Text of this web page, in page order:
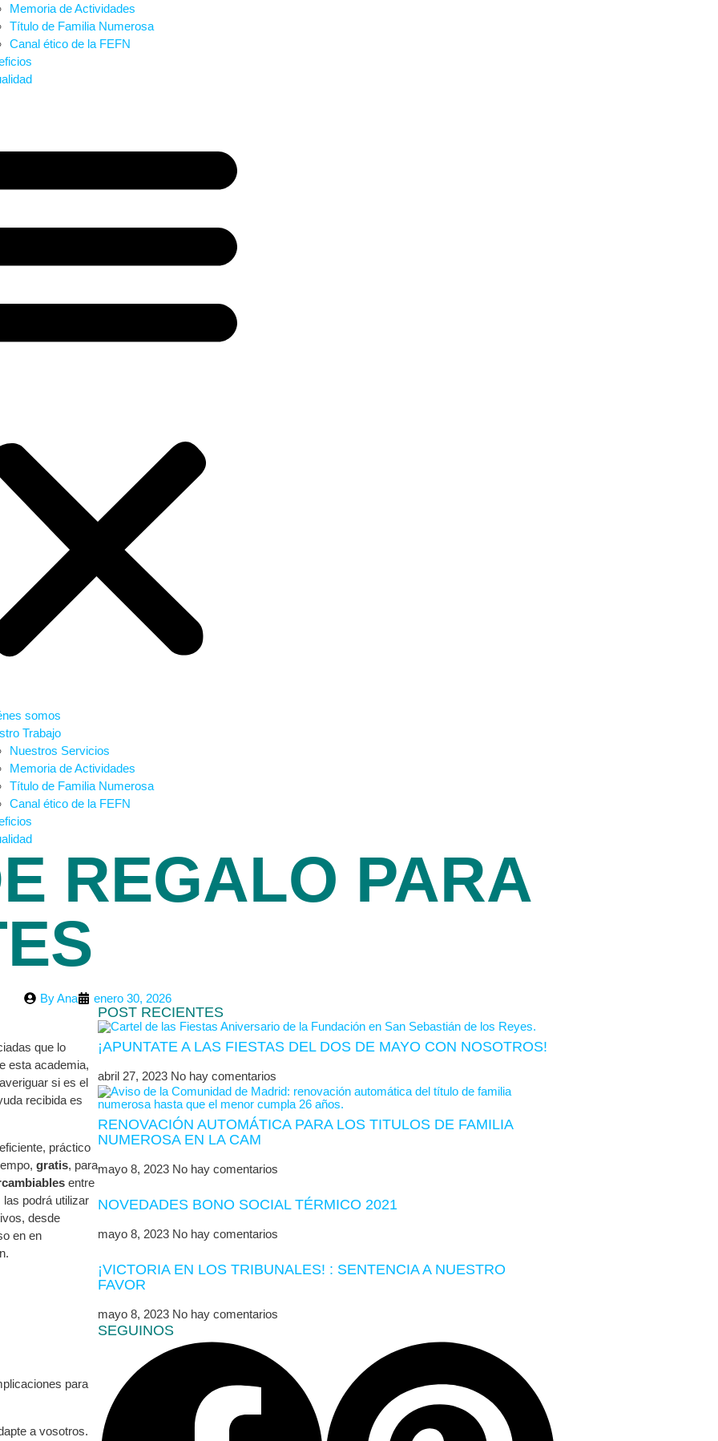
Memoria de Actividades
Título de Familia Numerosa
Canal ético de la FEFN
somos
Trabajo
Nuestros Servicios
Memoria de Actividades
Título de Familia Numerosa
Canal ético de la FEFN
REGALO PARA
ByAna enero 30, 2026
que lo
esta academia,
si es el
recibida es
práctico
gratis, para
entre
podrá utilizar
desde
en en
para
a vosotros.
POST RECIENTES
¡APUNTATE A LAS FIESTAS DEL DOS DE MAYO CON NOSOTROS!
abril 27, 2023 No hay comentarios
RENOVACIÓN AUTOMÁTICA PARA LOS TITULOS DE FAMILIA
NUMEROSA EN LA CAM
mayo 8, 2023 No hay comentarios
NOVEDADES BONO SOCIAL TÉRMICO 2021
mayo 8, 2023 No hay comentarios
¡VICTORIA EN LOS TRIBUNALES! : SENTENCIA A NUESTRO
FAVOR
mayo 8, 2023 No hay comentarios
SEGUINOS